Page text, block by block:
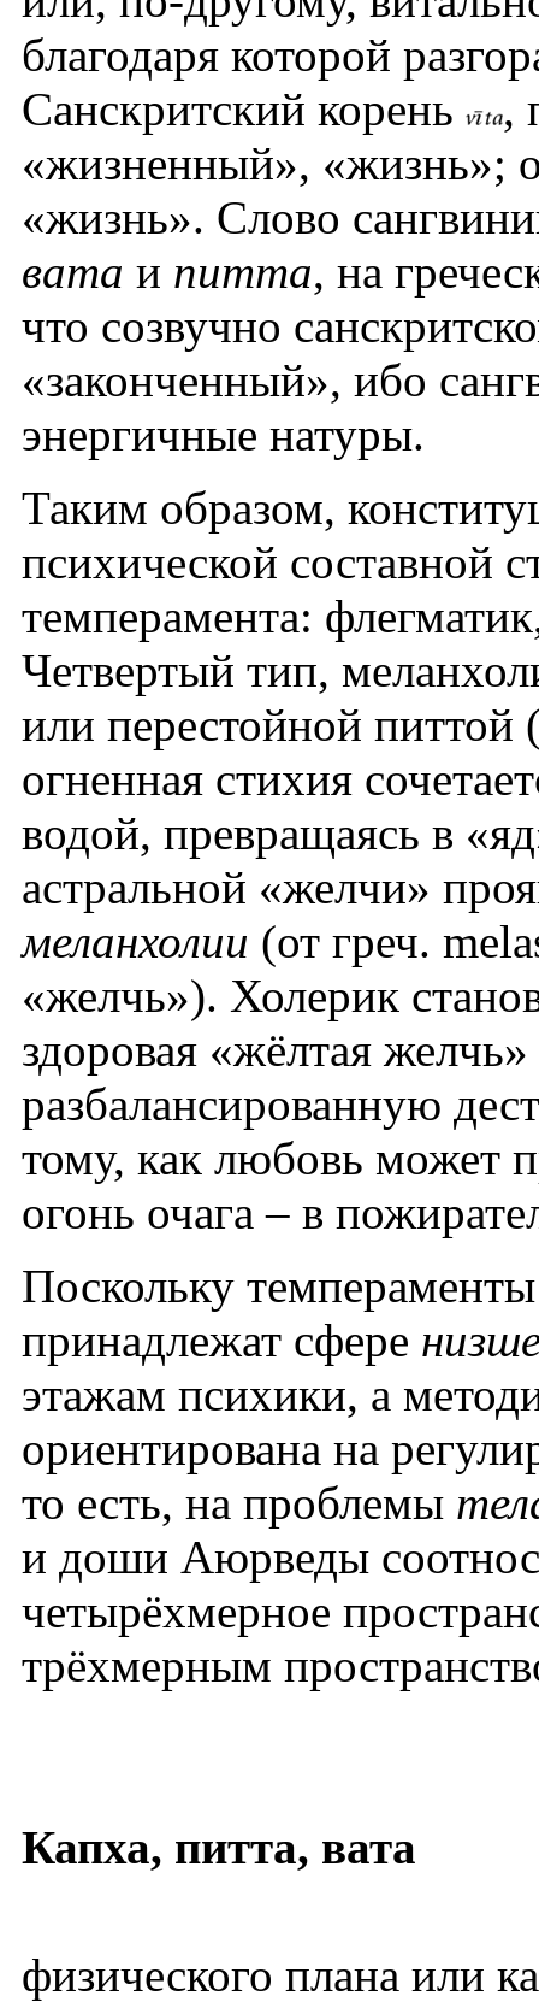
благодаря которой
Санскритский корень
,
«жизненный», «жизнь»;
«жизнь». Слово
вата и питта, на
что созвучно
«законченный», ибо
энергичные натуры.
Таким образом,
психической составной
темперамента:
Четвертый тип,
или перестойной питтой
огненная стихия
водой, превращаясь в
астральной «желчи»
меланхолии (от греч.
«желчь»). Холерик
здоровая «жёлтая
разбалансированную
тому, как любовь может
огонь очага – в
Поскольку
принадлежат сфере
этажам психики, а
ориентирована на
то есть, на проблемы
и доши Аюрведы
четырёхмерное
трёхмерным
Капха, питта, вата
физического плана или